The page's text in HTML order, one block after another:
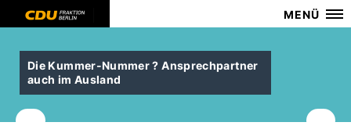
MENÜ
Die Kummer-Nummer ? Ansprechpartner
auch im Ausland